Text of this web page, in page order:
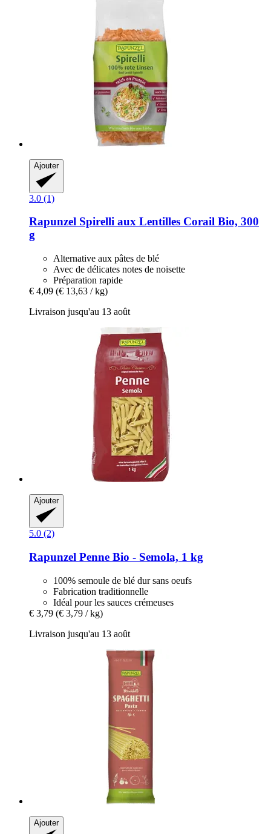
Ajouter
3.0 (1)
Rapunzel Spirelli aux Lentilles Corail Bio, 300
g
Alternative aux pâtes de blé
Avec de délicates notes de noisette
Préparation rapide
€ 4,09 (€ 13,63 / kg)
Livraison jusqu'au 13 août
Ajouter
5.0 (2)
Rapunzel Penne Bio -​ Semola, 1 kg
100% semoule de blé dur sans oeufs
Fabrication traditionnelle
Idéal pour les sauces crémeuses
€ 3,79 (€ 3,79 / kg)
Livraison jusqu'au 13 août
Ajouter